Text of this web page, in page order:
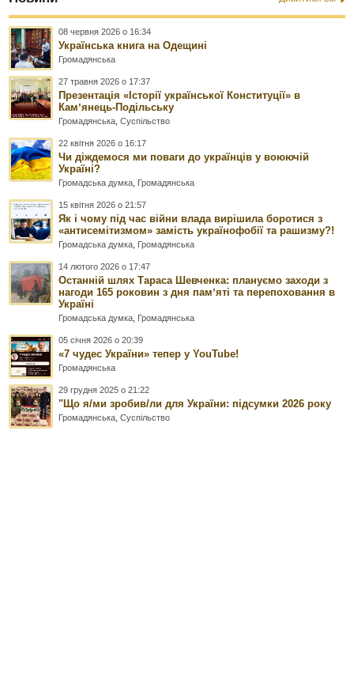
08 червня 2026 о 16:34
Українська книга на Одещині
Громадянська
27 травня 2026 о 17:37
Презентація «Історії української Конституції» в
Камʼянець-Подільську
Громадянська ,Суспільство
22 квітня 2026 о 16:17
Чи діждемося ми поваги до українців у воюючій
Україні?
Громадська думка Громадянська
15 квітня 2026 о 21:57
Як і чому під час війни влада вирішила боротися з
«антисемітизмом» замість українофобії та рашизму?!
Громадська думка Громадянська
14 лютого 2026 о 17:47
Останній шлях Тараса Шевченка: плануємо заходи з
нагоди 165 роковин з дня памʼяті та перепоховання в
Україні
Громадська думка Громадянська
05 січня 2026 о 20:39
«7 чудес України» тепер у YouTube!
Громадянська
29 грудня 2025 о 21:22
"Що я/ми зробив/ли для України: підсумки 2026 року
Громадянська ,Суспільство